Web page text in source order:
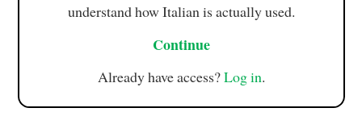
understand how Italian is actually used.
Continue
Already have access?Log in.